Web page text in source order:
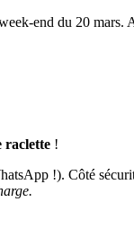
end du 20
raclette !
!). Côté